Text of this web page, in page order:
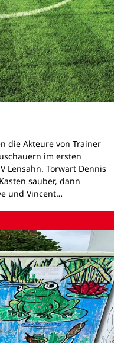
die Akteure von Trainer
im ersten
Lensahn. Torwart Dennis
sauber, dann
und Vincent…